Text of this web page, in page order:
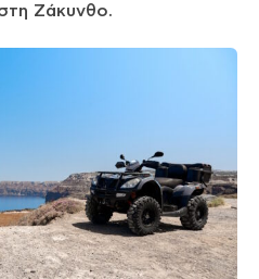
Ζάκυνθο.